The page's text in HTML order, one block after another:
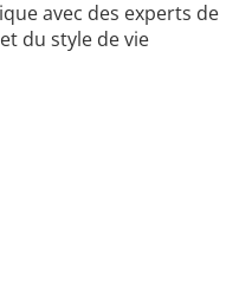
avec des experts de
du style de vie